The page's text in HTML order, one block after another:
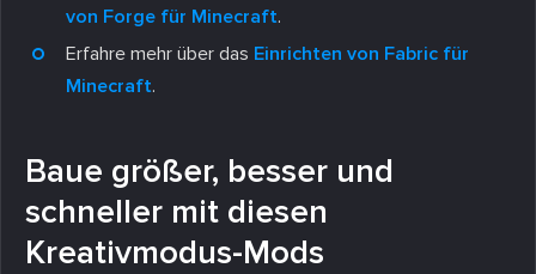
von Forge für Minecraft.
Erfahre mehr über das Einrichten von Fabric für
Minecraft.
Baue größer, besser und
schneller mit diesen
Kreativmodus-Mods